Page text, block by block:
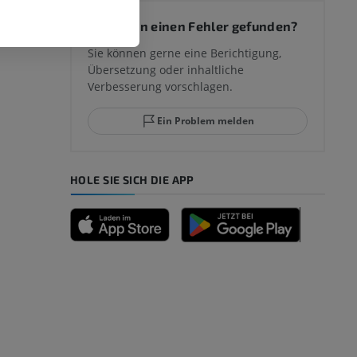
Sie haben einen Fehler gefunden?
Sie können gerne eine Berichtigung,
Übersetzung oder inhaltliche
Verbesserung vorschlagen.
Ein Problem melden
HOLE SIE SICH DIE APP